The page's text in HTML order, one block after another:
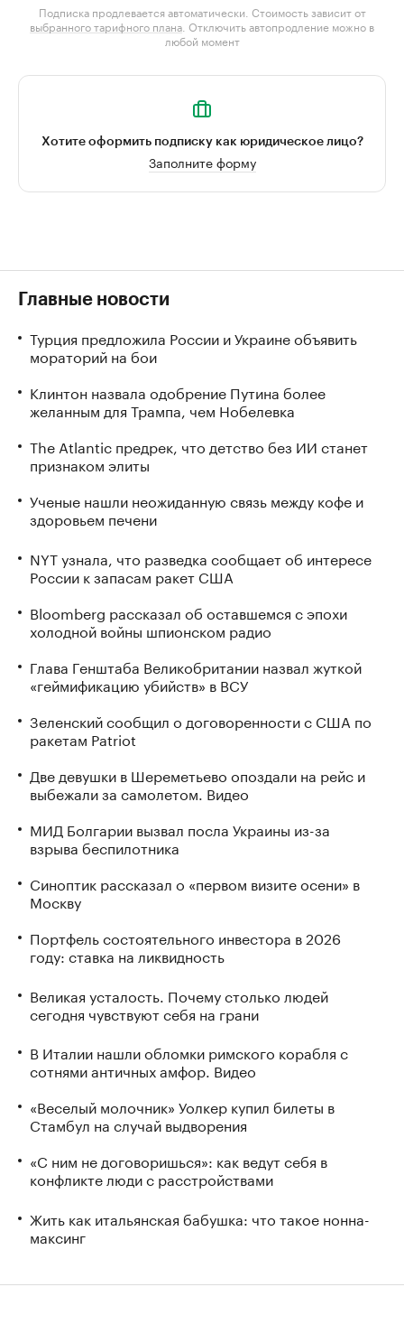
Подписка продлевается автоматически. Стоимость зависит от
выбранного тарифного плана . Отключить автопродление можно в
любой момент
Хотите оформить подписку как юридическое лицо?
Заполните форму
Главные новости
Турция предложила России и Украине объявить
мораторий на бои
Клинтон назвала одобрение Путина более
желанным для Трампа, чем Нобелевка
The Atlantic предрек, что детство без ИИ станет
признаком элиты
Ученые нашли неожиданную связь между кофе и
здоровьем печени
NYT узнала, что разведка сообщает об интересе
России к запасам ракет США
Bloomberg рассказал об оставшемся с эпохи
холодной войны шпионском радио
Глава Генштаба Великобритании назвал жуткой
«геймификацию убийств» в ВСУ
Зеленский сообщил о договоренности с США по
ракетам Patriot
Две девушки в Шереметьево опоздали на рейс и
выбежали за самолетом. Видео
МИД Болгарии вызвал посла Украины из-за
взрыва беспилотника
Синоптик рассказал о «первом визите осени» в
Москву
Портфель состоятельного инвестора в 2026
году: ставка на ликвидность
Великая усталость. Почему столько людей
сегодня чувствуют себя на грани
В Италии нашли обломки римского корабля с
сотнями античных амфор. Видео
«Веселый молочник» Уолкер купил билеты в
Стамбул на случай выдворения
«С ним не договоришься»: как ведут себя в
конфликте люди с расстройствами
Жить как итальянская бабушка: что такое нонна-
максинг